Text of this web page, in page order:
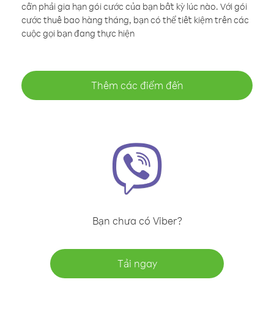
cần phải gia hạn gói cước của bạn bất kỳ lúc nào. Với gói
cước thuê bao hàng tháng, bạn có thể tiết kiệm trên các
cuộc gọi bạn đang thực hiện
Thêm các điểm đến
Bạn chưa có Viber?
Tải ngay